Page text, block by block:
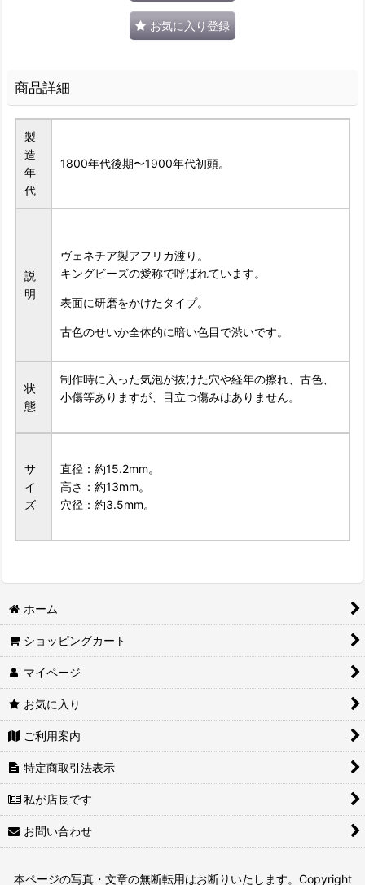
お気に入り登録
商品詳細
製
造
年
代
1800年代後期〜1900年代初頭。
説
明
ヴェネチア製アフリカ渡り。
キングビーズの愛称で呼ばれています。
表面に研磨をかけたタイプ。
古色のせいか全体的に暗い色目で渋いです。
状
態
制作時に入った気泡が抜けた穴や経年の擦れ、古色、
小傷等ありますが、目立つ傷みはありません。
サ
イ
ズ
直径：約15.2mm。
高さ：約13mm。
穴径：約3.5mm。
ホーム
ショッピングカート
マイページ
お気に入り
ご利用案内
特定商取引法表示
私が店長です
お問い合わせ
本ページの写真・文章の無断転用はお断りいたします。Copyright